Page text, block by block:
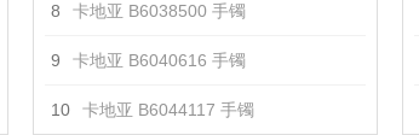
8 卡地亚 B6038500 手镯
9 卡地亚 B6040616 手镯
10 卡地亚 B6044117 手镯